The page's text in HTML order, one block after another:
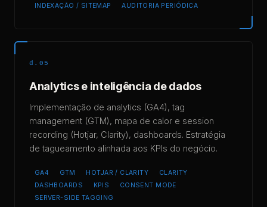
INDEXAÇÃO / SITEMAP
AUDITORIA PERIÓDICA
d.05
Analytics e inteligência de dados
Implementação de analytics (GA4), tag
management (GTM), mapa de calor e session
recording (Hotjar, Clarity), dashboards. Estratégia
de tagueamento alinhada aos KPIs do negócio.
GA4 GTM HOTJAR / CLARITY
CLARITY
DASHBOARDS
KPIS
CONSENT MODE
SERVER-SIDE TAGGING